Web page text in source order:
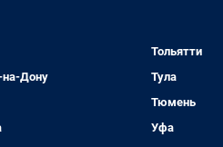
на-Дону
Тольятти
Тула
Тюмень
Уфа